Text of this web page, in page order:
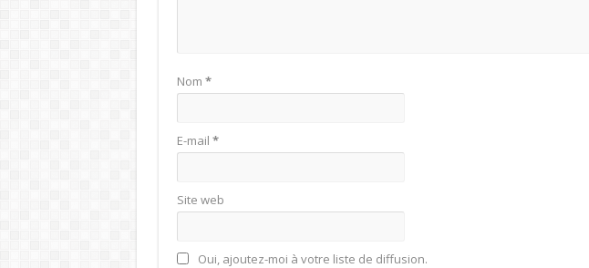
Nom *
E-mail *
Site web
Oui, ajoutez-moi à votre liste de diffusion.